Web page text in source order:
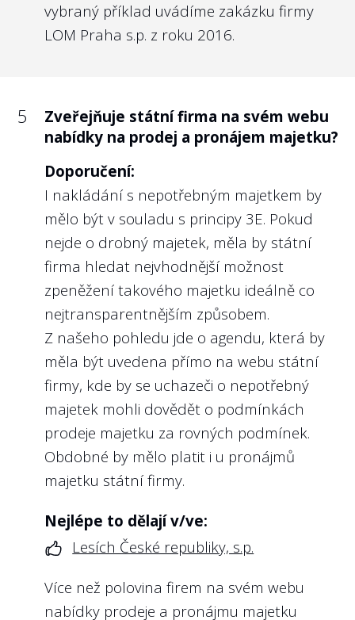
Doporučení:
Zde platí obdobně doporučení k otázce č.
dohledatelné u členů představenstva i
dozorčí rady např. u soukromé banky
U státních firem podléhajících regulaci ČNB
jsou tyto údaje poměrně obtížně
dohledatelné, viz hodnocení Národní
rozvojová banka, a.s., Česká exportní
banka, a.s., Exportní garanční a pojišťovací
společnost, a.s.
Poskytla státní firma informace o
platech a odměnách jejího ředitele?
Doporučení:
Kromě toho, že k nároku veřejnosti na
informace o odměnách vrcholných
státních firem) existuje již bohatá judikatura
soudů, změnil se již i zákon o svobodném
přístupu k informacím, a to změnou
která míří právě na funkce hodnocené v
vybraný příklad uvádíme zakázku firmy
LOM Praha s.p. z roku 2016.
5
Zveřejňuje státní firma na svém webu
nabídky na prodej a pronájem majetku?
Doporučení:
I nakládání s nepotřebným majetkem by
mělo být v souladu s principy 3E. Pokud
nejde o drobný majetek, měla by státní
firma hledat nejvhodnější možnost
zpeněžení takového majetku ideálně co
nejtransparentnějším způsobem.
Z našeho pohledu jde o agendu, která by
měla být uvedena přímo na webu státní
firmy, kde by se uchazeči o nepotřebný
majetek mohli dovědět o podmínkách
prodeje majetku za rovných podmínek.
Obdobné by mělo platit i u pronájmů
majetku státní firmy.
Nejlépe to dělají v/ve:
Lesích České republiky, s.p.
Více než polovina firem na svém webu
nabídky prodeje a pronájmu majetku